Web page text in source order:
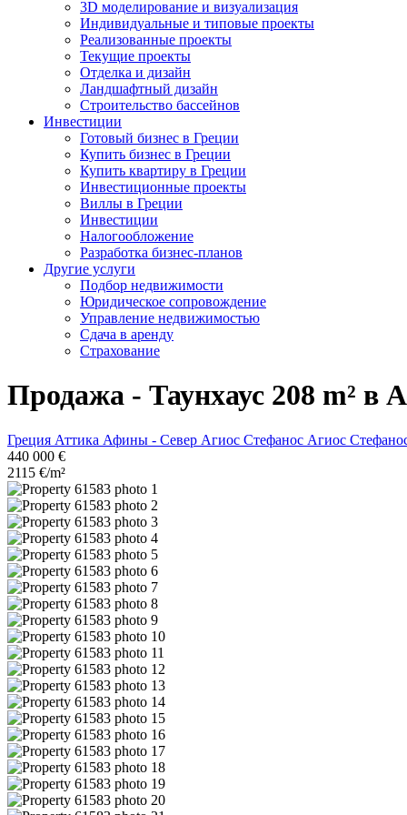
3D моделирование и визуализация
Индивидуальные и типовые проекты
Реализованные проекты
Текущие проекты
Отделка и дизайн
Ландшафтный дизайн
Строительство бассейнов
Инвестиции
Готовый бизнес в Греции
Купить бизнес в Греции
Купить квартиру в Греции
Инвестиционные проекты
Виллы в Греции
Инвестиции
Налогообложение
Разработка бизнес-планов
Другие услуги
Подбор недвижимости
Юридическое сопровождение
Управление недвижимостью
Сдача в аренду
Страхование
Продажа - Таунхаус 208 m² в
Греция Аттика Афины - Север Агиос Стефанос Агиос
440 000 €
2115 €/m²